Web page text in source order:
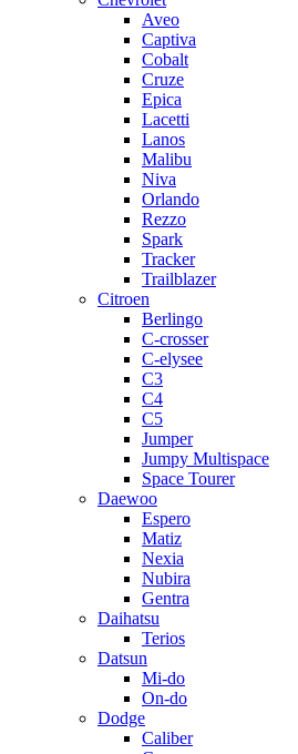
Aveo
Captiva
Cobalt
Cruze
Epica
Lacetti
Lanos
Malibu
Niva
Orlando
Rezzo
Spark
Tracker
Trailblazer
Citroen
Berlingo
C-crosser
C-elysee
C3
C4
C5
Jumper
Jumpy Multispace
Space Tourer
Daewoo
Espero
Matiz
Nexia
Nubira
Gentra
Daihatsu
Terios
Datsun
Mi-do
On-do
Dodge
Caliber